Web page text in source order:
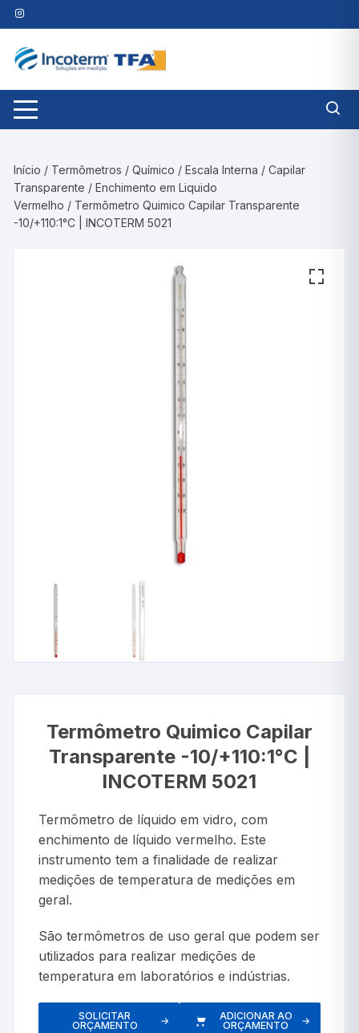
Pular
para
conteúdo
Início / Termômetros /Químico /Escala Interna /Capilar
Transparente /Enchimento em Liquido
Vermelho / Termômetro Quimico Capilar Transparente
-10/+110:1°C | INCOTERM 5021
Termômetro Quimico Capilar
Transparente -10/+110:1°C |
INCOTERM 5021
Termômetro de líquido em vidro, com
enchimento de líquido vermelho. Este
instrumento tem a finalidade de realizar
medições de temperatura de medições em
geral.
São termômetros de uso geral que podem ser
utilizados para realizar medições de
temperatura em laboratórios e indústrias.
SOLICITAR
ORÇAMENTO
→
ADICIONAR AO
ORÇAMENTO
→